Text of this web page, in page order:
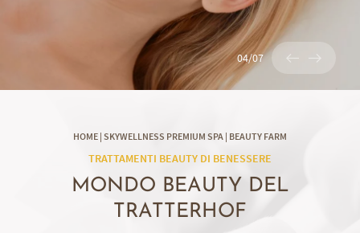
HOME | SKYWELLNESS PREMIUM SPA | BEAUTY FARM
MONDO BEAUTY DEL
TRATTERHOF
TRATTAMENTI BEAUTY DI BENESSERE
04/07